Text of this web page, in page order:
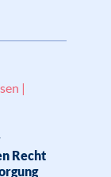
|
Recht